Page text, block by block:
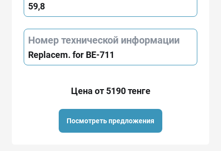
59,8
Номер технической информации
Replacem. for BE-711
Цена от 5190 тенге
Посмотреть предложения